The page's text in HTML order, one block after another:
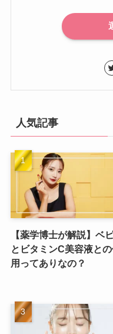
人気記事
【薬学博士が解説】ベ
とビタミンC美容液と
用ってありなの？